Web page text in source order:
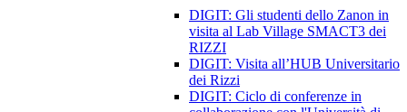
DIGIT: Gli studenti dello Zanon in
visita al Lab Village SMACT3 dei
RIZZI
DIGIT: Visita all’HUB Universitario
dei Rizzi
DIGIT: Ciclo di conferenze in